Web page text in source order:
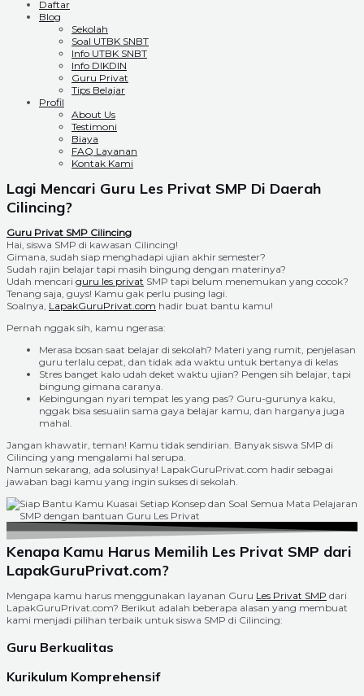
Daftar
Blog
Sekolah
Soal UTBK SNBT
Info UTBK SNBT
Info DIKDIN
Guru Privat
Tips Belajar
Profil
About Us
Testimoni
Biaya
FAQ Layanan
Kontak Kami
Lagi Mencari Guru Les Privat SMP Di Daerah
Cilincing?
Guru Privat SMP Cilincing
Hai, siswa SMP di kawasan Cilincing!
Gimana, sudah siap menghadapi ujian akhir semester?
Sudah rajin belajar tapi masih bingung dengan materinya?
Udah mencari guru les privat SMP tapi belum menemukan yang cocok?
Tenang saja, guys! Kamu gak perlu pusing lagi.
Soalnya, LapakGuruPrivat.com hadir buat bantu kamu!
Pernah nggak sih, kamu ngerasa:
Merasa bosan saat belajar di sekolah? Materi yang rumit, penjelasan
guru terlalu cepat, dan tidak ada waktu untuk bertanya di kelas
Stres banget kalo udah deket waktu ujian? Pengen sih belajar, tapi
bingung gimana caranya.
Kebingungan nyari tempat les yang pas? Guru-gurunya kaku,
nggak bisa sesuaiin sama gaya belajar kamu, dan harganya juga
mahal.
Jangan khawatir, teman! Kamu tidak sendirian. Banyak siswa SMP di
Cilincing yang mengalami hal serupa.
Namun sekarang, ada solusinya! LapakGuruPrivat.com hadir sebagai
jawaban bagi kamu yang ingin sukses di sekolah.
Kenapa Kamu Harus Memilih Les Privat SMP dari
LapakGuruPrivat.com?
Mengapa kamu harus menggunakan layanan Guru Les Privat SMP dari
LapakGuruPrivat.com? Berikut adalah beberapa alasan yang membuat
kami menjadi pilihan terbaik untuk siswa SMP di Cilincing:
Guru Berkualitas
Kurikulum Komprehensif